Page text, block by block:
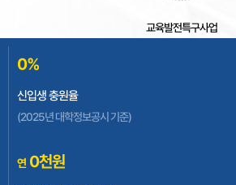
교육발전특구사업
0%
신입생 충원율
(2025년 대학정보공시 기준)
연 0천원